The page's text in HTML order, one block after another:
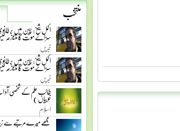
منتخب
اکمل شیخ: چین میں
سزائے موت کا متنازعہ
خبریں
اکمل شیخ: چین میں
سزائے موت کا متنازعہ
خبریں
طالب علم کے شخصی
خوبیاں )
اسلام
مجھے میرے مرتبے سے